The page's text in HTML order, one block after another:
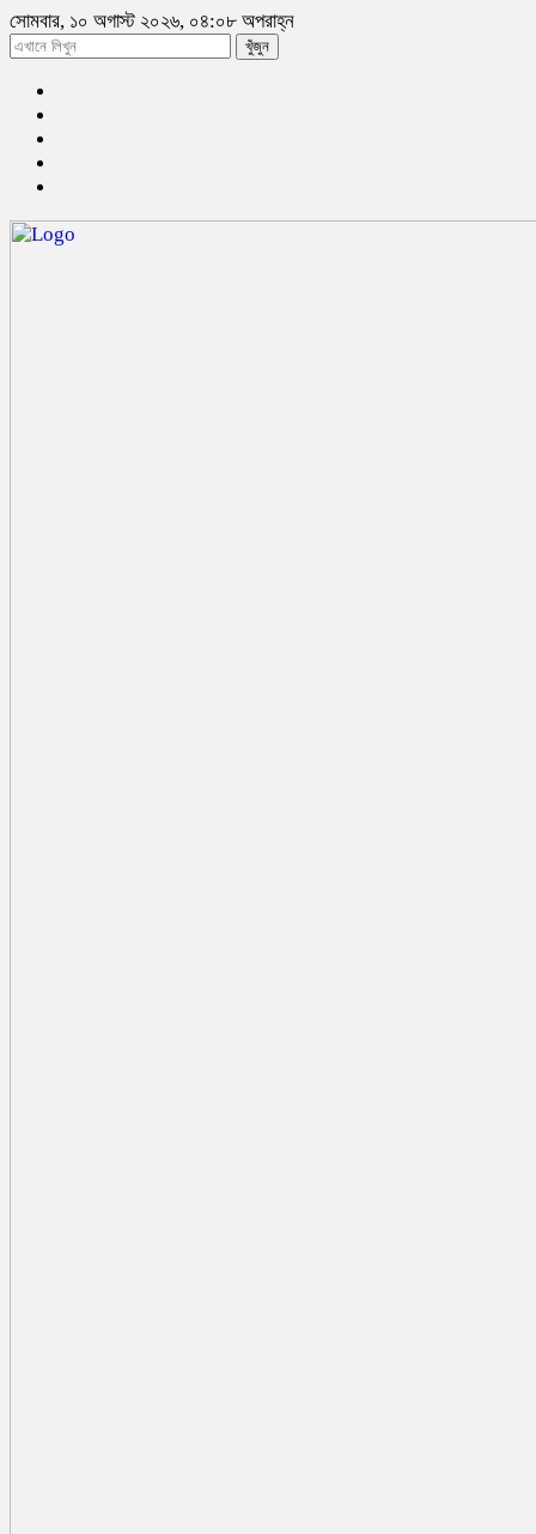
সোমবার, ১০ অগাস্ট ২০২৬, ০৪:০৮ অপরাহ্ন
খুঁজুন